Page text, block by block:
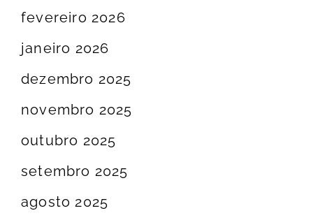
fevereiro 2026
janeiro 2026
dezembro 2025
novembro 2025
outubro 2025
setembro 2025
agosto 2025